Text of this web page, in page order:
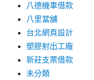
八德機車借款
八里當舖
台北網頁設計
塑膠射出工廠
新莊支票借款
未分類